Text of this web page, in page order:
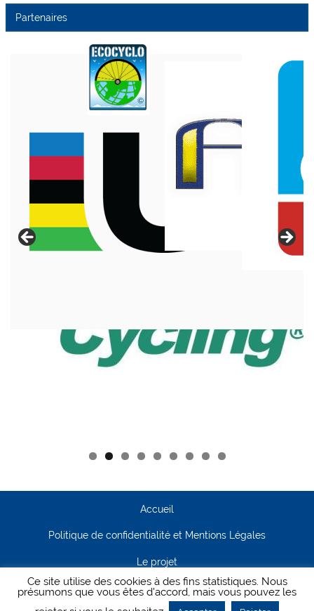
Partenaires
Accueil
Politique de confidentialité et Mentions Légales
Le projet
Contact
Ce site utilise des cookies à des fins statistiques. Nous
présumons que vous êtes d'accord, mais vous pouvez les